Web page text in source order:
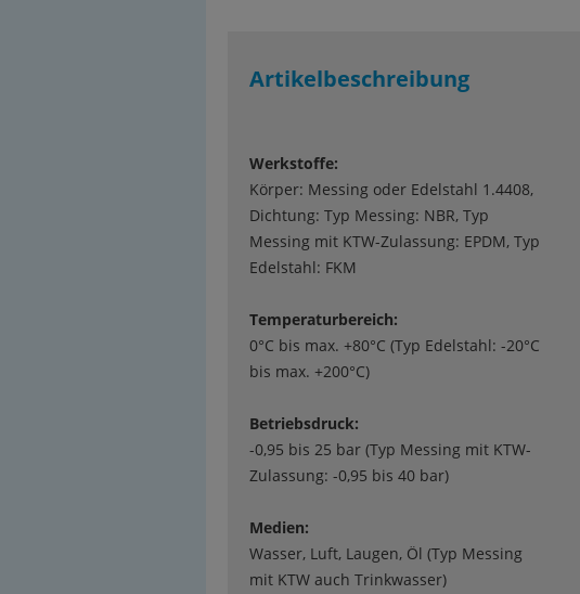
Artikelbeschreibung
Werkstoffe:
Körper: Messing oder Edelstahl 1.4408,
Dichtung: Typ Messing: NBR, Typ
Messing mit KTW-Zulassung: EPDM, Typ
Edelstahl: FKM
Temperaturbereich:
0°C bis max. +80°C (Typ Edelstahl: -20°C
bis max. +200°C)
Betriebsdruck:
-0,95 bis 25 bar (Typ Messing mit KTW-
Zulassung: -0,95 bis 40 bar)
Medien:
Wasser, Luft, Laugen, Öl (Typ Messing
mit KTW auch Trinkwasser)